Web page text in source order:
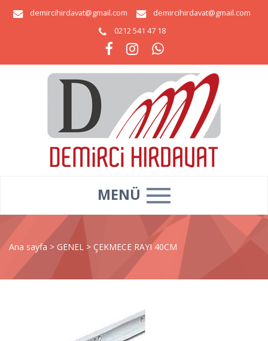
demircihirdavat@gmail.com
demircihirdavat@gmail.com
0212 541 47 18
MENÜ
Ana sayfa > GENEL > ÇEKMECE RAYI 40CM